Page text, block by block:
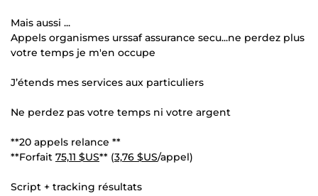
Mais aussi ...
Appels organismes urssaf assurance secu...ne perdez plus
votre temps je m'en occupe
J’étends mes services aux particuliers
Ne perdez pas votre temps ni votre argent
**20 appels relance **
**Forfait 75,11 $US** (3,76 $US/appel)
Script + tracking résultats